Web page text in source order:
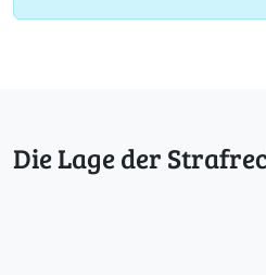
Die Lage der